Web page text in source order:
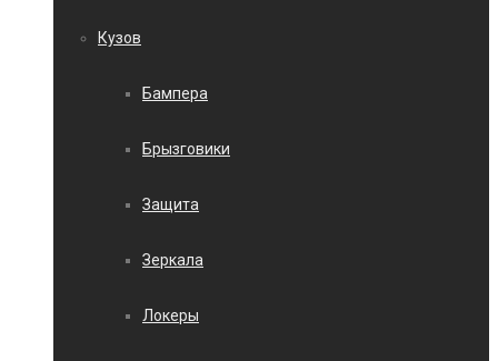
Кузов
Бампера
Брызговики
Защита
Зеркала
Локеры